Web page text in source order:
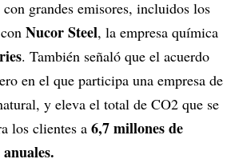
grandes emisores, incluidos los
Nucor Steel, la empresa química
. También señaló que el acuerdo
en el que participa una empresa de
y eleva el total de CO2 que se
los clientes a 6,7 millones de